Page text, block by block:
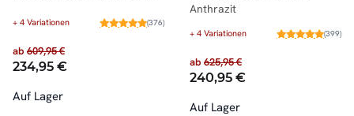
+ 4 Variationen (376)
ab 609,95 €
234,95 €
Auf Lager
Anthrazit
+ 4 Variationen (399)
ab 625,95 €
240,95 €
Auf Lager